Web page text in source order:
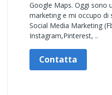
Google Maps. Oggi sono
marketing e mi occupo di
Social Media Marketing
Instagram,Pinterest, ..
Contatta